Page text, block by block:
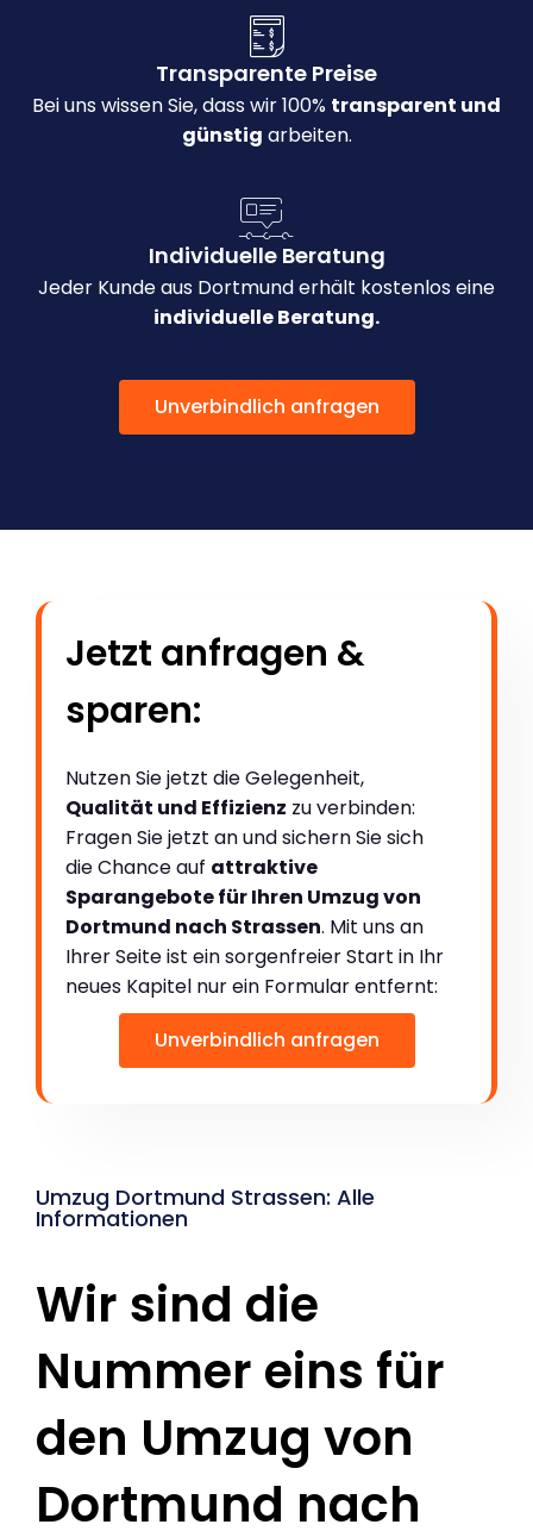
Transparente Preise
Bei uns wissen Sie, dass wir 100% transparent und
günstig arbeiten.
Individuelle Beratung
Jeder Kunde aus Dortmund erhält kostenlos eine
individuelle Beratung.
Unverbindlich anfragen
Jetzt anfragen &
sparen:
Nutzen Sie jetzt die Gelegenheit,
Qualität und Effizienz zu verbinden:
Fragen Sie jetzt an und sichern Sie sich
die Chance auf attraktive
Sparangebote für Ihren Umzug von
Dortmund nach Strassen. Mit uns an
Ihrer Seite ist ein sorgenfreier Start in Ihr
neues Kapitel nur ein Formular entfernt:
Unverbindlich anfragen
Umzug Dortmund Strassen: Alle
Informationen
Wir sind die
Nummer eins für
den Umzug von
Dortmund nach